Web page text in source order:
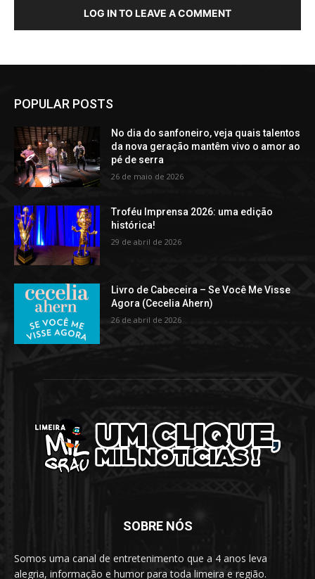
LOG IN TO LEAVE A COMMENT
POPULAR POSTS
No dia do sanfoneiro, veja quais talentos
da nova geração mantêm vivo o amor ao
pé de serra
26 de maio de 2026
Troféu Imprensa 2026: uma edição
histórica!
29 de abril de 2026
Livro de Cabeceira – Se Você Me Visse
Agora (Cecelia Ahern)
26 de abril de 2026
SOBRE NÓS
Somos uma canal de entretenimento que a 4 anos leva
alegria, informação e humor para toda limeira e região.